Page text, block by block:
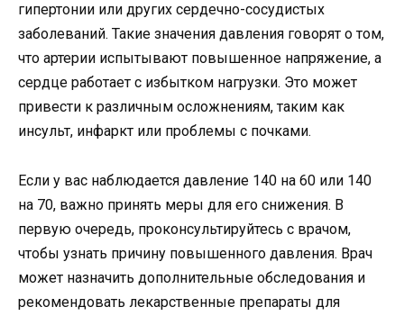
гипертонии или других сердечно-сосудистых
заболеваний. Такие значения давления говорят о том,
что артерии испытывают повышенное напряжение, а
сердце работает с избытком нагрузки. Это может
привести к различным осложнениям, таким как
инсульт, инфаркт или проблемы с почками.
Если у вас наблюдается давление 140 на 60 или 140
на 70, важно принять меры для его снижения. В
первую очередь, проконсультируйтесь с врачом,
чтобы узнать причину повышенного давления. Врач
может назначить дополнительные обследования и
рекомендовать лекарственные препараты для